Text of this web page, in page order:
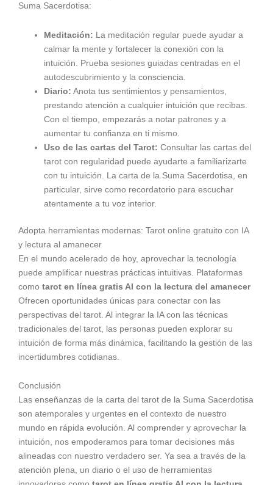
Suma Sacerdotisa:
Meditación: La meditación regular puede ayudar a
calmar la mente y fortalecer la conexión con la
intuición. Prueba sesiones guiadas centradas en el
autodescubrimiento y la consciencia.
Diario: Anota tus sentimientos y pensamientos,
prestando atención a cualquier intuición que recibas.
Con el tiempo, empezarás a notar patrones y a
aumentar tu confianza en ti mismo.
Uso de las cartas del Tarot: Consultar las cartas del
tarot con regularidad puede ayudarte a familiarizarte
con tu intuición. La carta de la Suma Sacerdotisa, en
particular, sirve como recordatorio para escuchar
atentamente a tu voz interior.
Adopta herramientas modernas: Tarot online gratuito con IA
y lectura al amanecer
En el mundo acelerado de hoy, aprovechar la tecnología
puede amplificar nuestras prácticas intuitivas. Plataformas
como tarot en línea gratis AI con la lectura del amanecer
Ofrecen oportunidades únicas para conectar con las
perspectivas del tarot. Al integrar la IA con las técnicas
tradicionales del tarot, las personas pueden explorar su
intuición de forma más dinámica, facilitando la gestión de las
incertidumbres cotidianas.
Conclusión
Las enseñanzas de la carta del tarot de la Suma Sacerdotisa
son atemporales y urgentes en el contexto de nuestro
mundo en rápida evolución. Al comprender y aprovechar la
intuición, nos empoderamos para tomar decisiones más
alineadas con nuestro verdadero ser. Ya sea a través de la
atención plena, un diario o el uso de herramientas